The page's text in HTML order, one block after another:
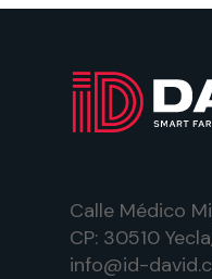
Calle Médico
CP: 30510
info@id-